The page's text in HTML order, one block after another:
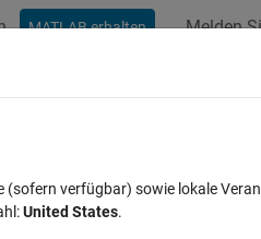
MATLAB erhalten Melden
(sofern verfügbar) sowie lokale
United States.